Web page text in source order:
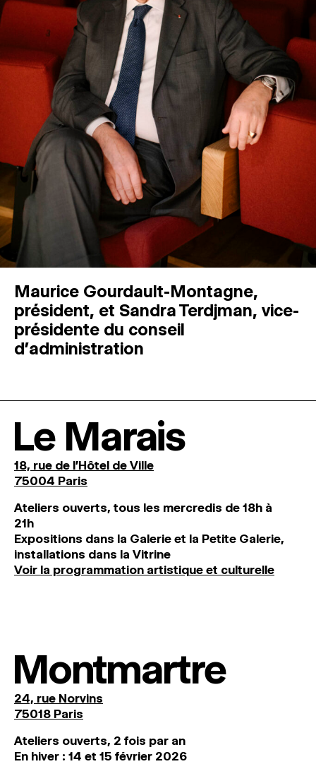
Maurice Gourdault-Montagne,
président, et Sandra Terdjman, vice-
présidente du conseil
d’administration
Le Marais
18, rue de l'Hôtel de Ville
75004 Paris
Ateliers ouverts, tous les mercredis de 18h à
21h
Expositions dans la Galerie et la Petite Galerie,
installations dans la Vitrine
Voir la programmation artistique et culturelle
Montmartre
24, rue Norvins
75018 Paris
Ateliers ouverts, 2 fois par an
En hiver : 14 et 15 février 2026